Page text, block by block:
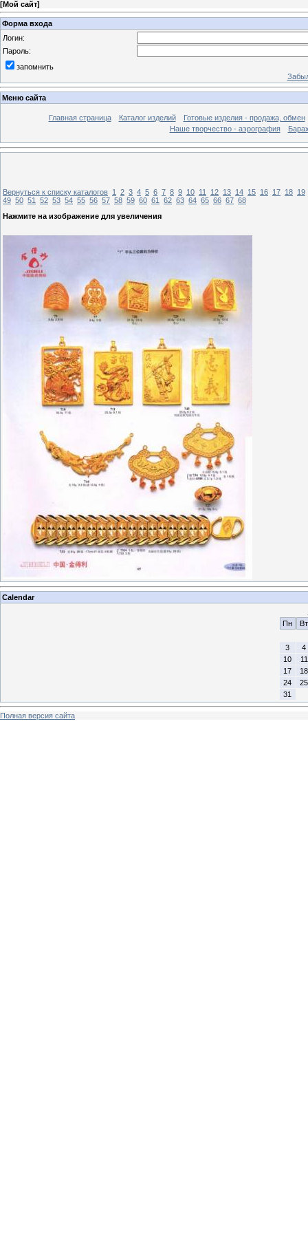
[Мой сайт]
Форма входа
Логин:
Пароль:
запомнить
Меню сайта
Главная страница Каталог изделий
Готовые изделия - продажа, обмен
Наше творчество - аэрография
Вернуться к списку каталогов 1 2 3 4 5 6 7 8 9 10 11 12 13 14 15 16 17 18 19
49 50 51 52 53 54 55 56 57 58 59 60 61 62 63 64 65 66 67 68
Нажмите на изображение для увеличения
Calendar
Пн
Вт
3
4
10
11
17
18
24
25
31
Полная версия сайта